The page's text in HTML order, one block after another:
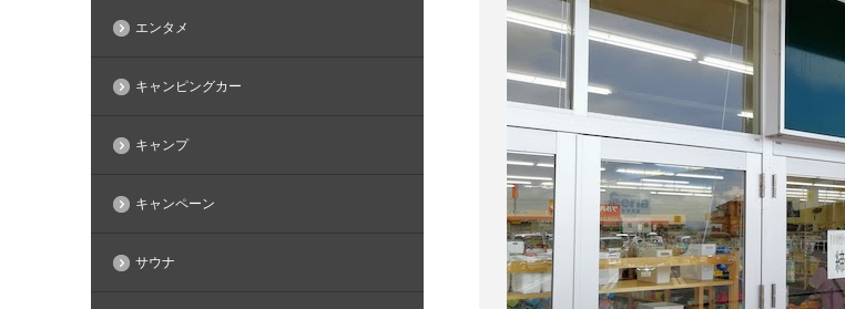
エンタメ
キャンピングカー
キャンプ
キャンペーン
サウナ